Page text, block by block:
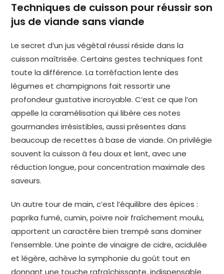
Techniques de cuisson pour réussir son
jus de viande sans viande
Le secret d’un jus végétal réussi réside dans la
cuisson maîtrisée. Certains gestes techniques font
toute la différence. La torréfaction lente des
légumes et champignons fait ressortir une
profondeur gustative incroyable. C’est ce que l’on
appelle la caramélisation qui libère ces notes
gourmandes irrésistibles, aussi présentes dans
beaucoup de recettes à base de viande. On privilégie
souvent la cuisson à feu doux et lent, avec une
réduction longue, pour concentration maximale des
saveurs.
Un autre tour de main, c’est l’équilibre des épices :
paprika fumé, cumin, poivre noir fraîchement moulu,
apportent un caractère bien trempé sans dominer
l’ensemble. Une pointe de vinaigre de cidre, acidulée
et légère, achève la symphonie du goût tout en